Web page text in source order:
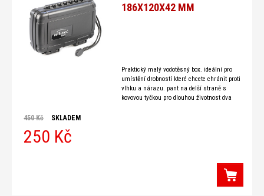
186X120X42 MM
Praktický malý vodotěsný box. ideální pro
umístění drobností které chcete chránit proti
vlhku a nárazu. pant na delší straně s
kovovou tyčkou pro dlouhou životnost dva
450 Kč SKLADEM
250 Kč